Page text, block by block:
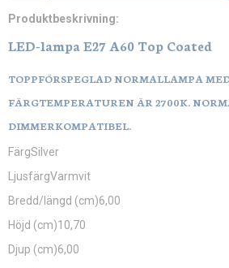
Produktbeskrivning:
LED-lampa E27 A60 Top Coated
TOPPFÖRSPEGLAD NORMALLAMPA
FÄRGTEMPERATUREN ÄR 2700K.
DIMMERKOMPATIBEL.
FärgSilver
LjusfärgVarmvit
Bredd/längd (cm)6,00
Höjd (cm)10,70
Djup (cm)6,00